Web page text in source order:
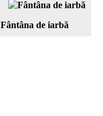
Fântâna de iarbă